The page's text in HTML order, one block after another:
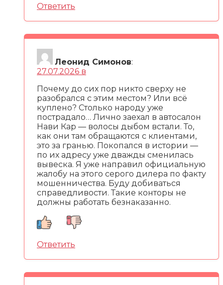
Ответить
Леонид Симонов:
27.07.2026 в
Почему до сих пор никто сверху не
разобрался с этим местом? Или всё
куплено? Столько народу уже
пострадало… Лично заехал в автосалон
Нави Кар — волосы дыбом встали. То,
как они там обращаются с клиентами,
это за гранью. Покопался в истории —
по их адресу уже дважды сменилась
вывеска. Я уже направил официальную
жалобу на этого серого дилера по факту
мошенничества. Буду добиваться
справедливости. Такие конторы не
должны работать безнаказанно.
Ответить